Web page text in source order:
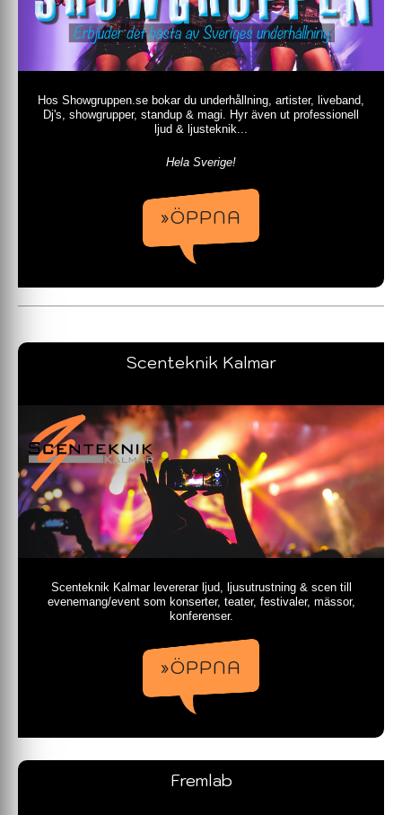
Hos Showgruppen.se bokar du underhållning, artister, liveband,
Dj's, showgrupper, standup & magi. Hyr även ut professionell
ljud & ljusteknik...
Hela Sverige!
»ÖPPNA
Scenteknik Kalmar
Scenteknik Kalmar levererar ljud, ljusutrustning & scen till
evenemang/event som konserter, teater, festivaler, mässor,
konferenser.
»ÖPPNA
Fremlab